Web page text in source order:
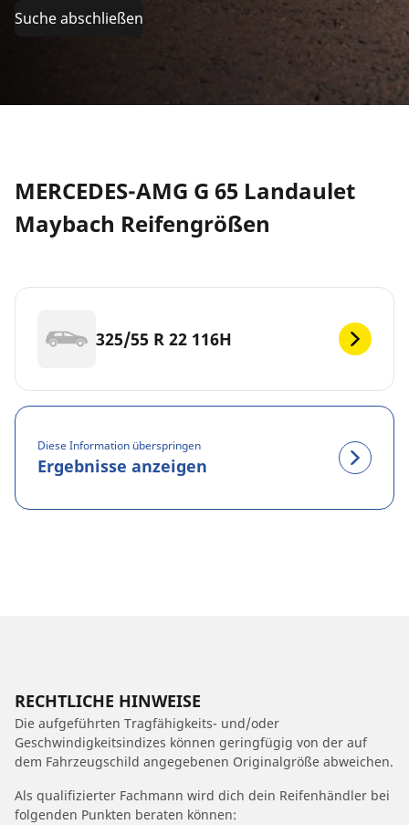
Suche abschließen
MERCEDES-AMG G 65 Landaulet
Maybach Reifengrößen
325/55 R 22 116H
Diese Information überspringen
Ergebnisse anzeigen
RECHTLICHE HINWEISE
Die aufgeführten Tragfähigkeits- und/oder
Geschwindigkeitsindizes können geringfügig von der auf
dem Fahrzeugschild angegebenen Originalgröße abweichen.
Als qualifizierter Fachmann wird dich dein Reifenhändler bei
folgenden Punkten beraten können: